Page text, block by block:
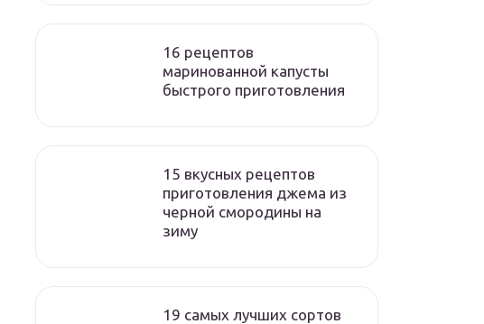
16 рецептов
маринованной капусты
быстрого приготовления
15 вкусных рецептов
приготовления джема из
черной смородины на
зиму
19 самых лучших сортов